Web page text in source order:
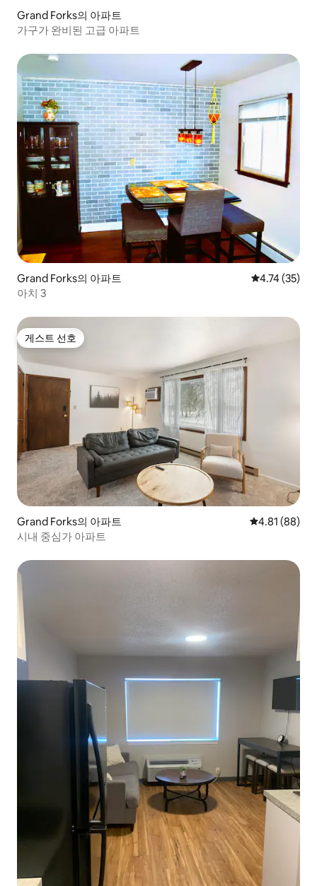
Grand Forks의 아파트
가구가 완비된 고급 아파트
Grand Forks의 아파트 평점 4.74점
4.74 (35)
아치 3
게스트 선호
게스트 선호
Grand Forks의 아파트 평점 4.81점(5
4.81 (88)
시내 중심가 아파트